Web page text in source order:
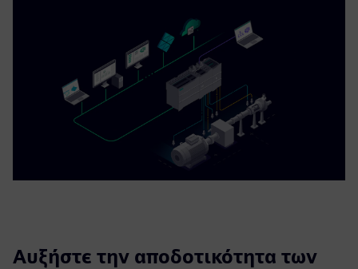
Αυξήστε την αποδοτικότητα των